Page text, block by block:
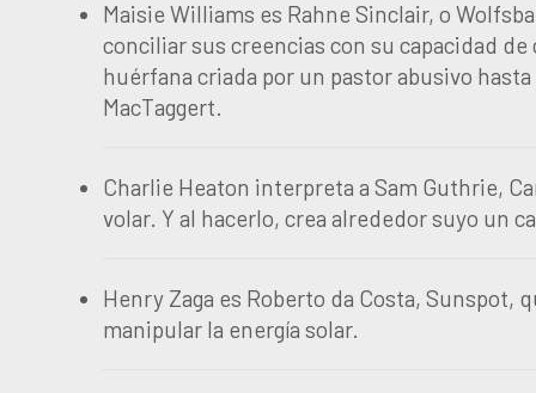
Maisie Williams es Rahne Sinclair, o
conciliar sus creencias con su capacidad
huérfana criada por un pastor abusivo
MacTaggert.
Charlie Heaton interpreta a Sam Guthrie,
volar. Y al hacerlo, crea alrededor suyo un
Henry Zaga es Roberto da Costa, Sunspot,
manipular la energía solar.